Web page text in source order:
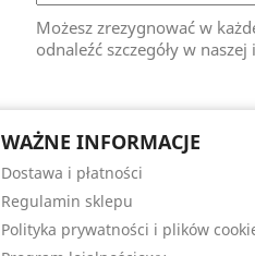
Możesz zrezygnować w
odnaleźć szczegóły w
WAŻNE INFORMACJE
Dostawa i płatności
Regulamin sklepu
Polityka prywatności i plików